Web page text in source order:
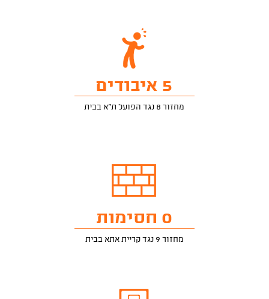
5 איבודים
מחזור 8 נגד הפועל ת"א בבית
0 חסימות
מחזור 9 נגד קריית אתא בבית